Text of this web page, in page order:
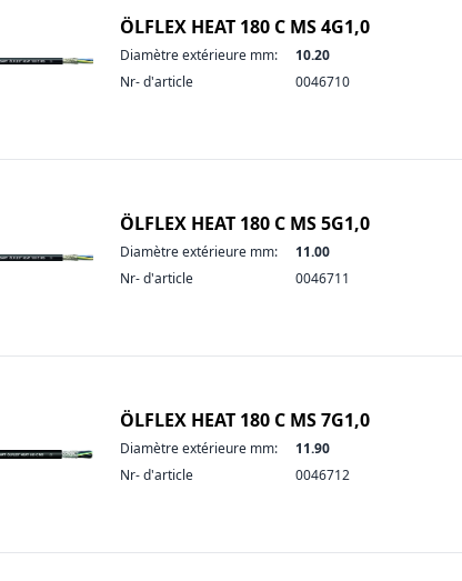
ÖLFLEX HEAT 180 C MS 4G1,0
Diamètre extérieure mm:
10.20
Nr- d'article
0046710
ÖLFLEX HEAT 180 C MS 5G1,0
Diamètre extérieure mm:
11.00
Nr- d'article
0046711
ÖLFLEX HEAT 180 C MS 7G1,0
Diamètre extérieure mm:
11.90
Nr- d'article
0046712